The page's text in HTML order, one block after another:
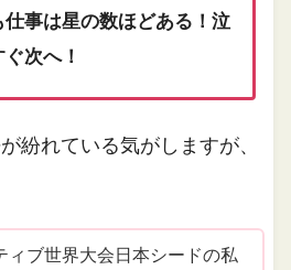
事は星の数ほどある！泣
次へ！
紛れている気がしますが、
ィブ世界大会日本シードの私